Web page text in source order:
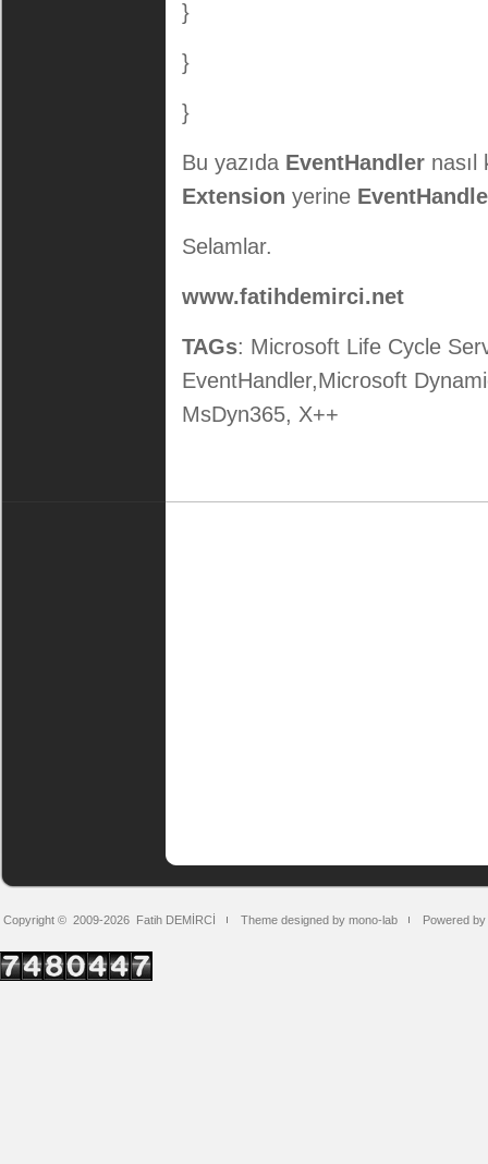
}
}
}
Bu yazıda EventHandler nasıl
Extension yerine
Selamlar.
www.fatihdemirci.net
TAGs: Microsoft Life Cycle
EventHandler,Microsoft
MsDyn365, X++
Copyright © 2009-2026 Fatih DEMİRCİ Theme designed by mono-lab Powered